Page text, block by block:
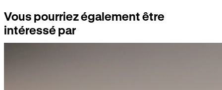
Vous pourriez également être
intéressé par